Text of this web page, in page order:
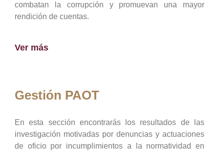
combatan la corrupción y promuevan una mayor
rendición de cuentas.
Ver más
Gestión PAOT
En esta sección encontrarás los resultados de las
investigación motivadas por denuncias y actuaciones
de oficio por incumplimientos a la normatividad en